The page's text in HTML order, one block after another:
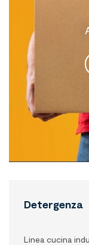
Detergenza
Linea cucina